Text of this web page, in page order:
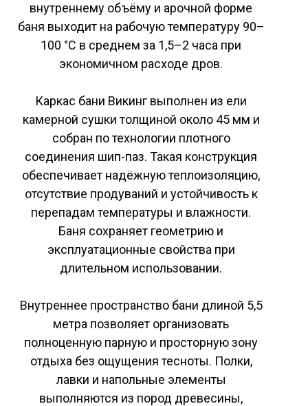
внутреннему объёму и арочной форме
баня выходит на рабочую температуру 90–
100 °C в среднем за 1,5–2 часа при
экономичном расходе дров.
Каркас бани Викинг выполнен из ели
камерной сушки толщиной около 45 мм и
собран по технологии плотного
соединения шип-паз. Такая конструкция
обеспечивает надёжную теплоизоляцию,
отсутствие продуваний и устойчивость к
перепадам температуры и влажности.
Баня сохраняет геометрию и
эксплуатационные свойства при
длительном использовании.
Внутреннее пространство бани длиной 5,5
метра позволяет организовать
полноценную парную и просторную зону
отдыха без ощущения тесноты. Полки,
лавки и напольные элементы
выполняются из пород древесины,